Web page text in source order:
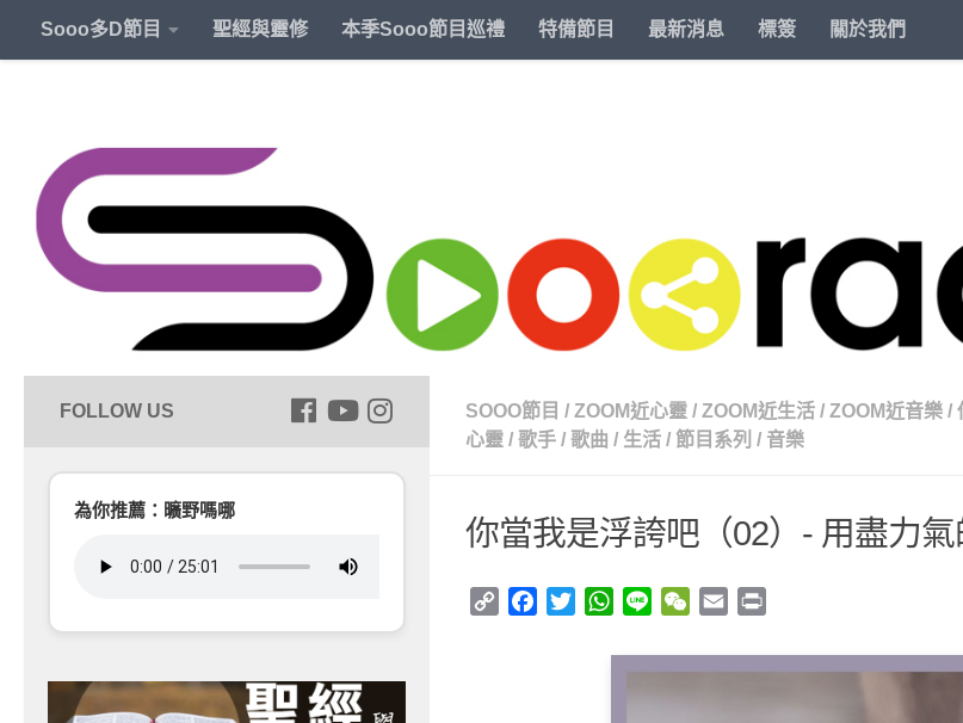
Sooo多D節目 聖經與靈修 本季Sooo節目巡禮 特備節目 最新消息 標簽 關於我們
SOOO節目 / ZOOM近心靈 / ZOOM近生活 / ZOOM近音樂 /
心靈 / 歌手 / 歌曲 / 生活 / 節目系列 / 音樂
你當我是浮誇吧（02）- 用盡力
Copy
Facebook
TwitterWhatsApp
Line WeChat
Email
為你推薦：曠野嗎哪